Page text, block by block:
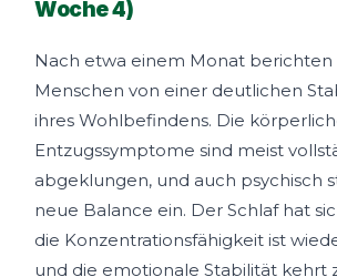
Woche 4)
Nach etwa einem Monat berichten
Menschen von einer deutlichen
ihres Wohlbefindens. Die
Entzugssymptome sind meist
abgeklungen, und auch psychisch
neue Balance ein. Der Schlaf hat
die Konzentrationsfähigkeit ist
und die emotionale Stabilität kehrt